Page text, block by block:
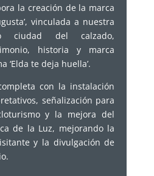
la creación de la marca
vinculada a nuestra
ciudad del calzado,
historia y marca
‘Elda te deja huella’.
con la instalación
señalización para
y la mejora del
de la Luz, mejorando la
y la divulgación de